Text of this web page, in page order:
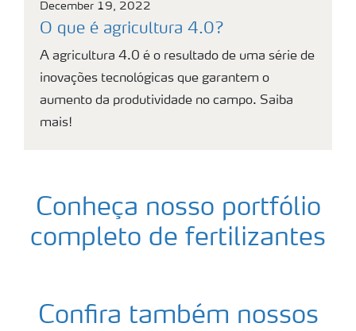
December 19, 2022
O que é agricultura 4.0?
A agricultura 4.0 é o resultado de uma série de
inovações tecnológicas que garantem o
aumento da produtividade no campo. Saiba
mais!
Conheça nosso portfólio
completo de fertilizantes
Confira também nossos